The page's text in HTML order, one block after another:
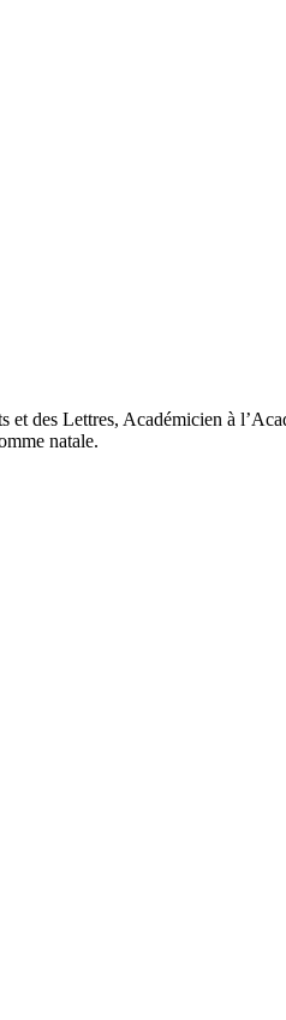
des Lettres, Académicien à
natale.